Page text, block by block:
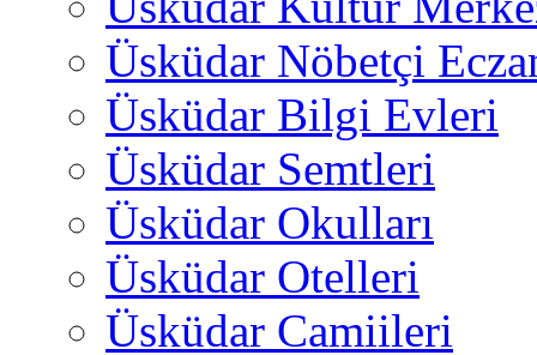
Üsküdar Nöbetçi
Üsküdar Bilgi Evleri
Üsküdar Semtleri
Üsküdar Okulları
Üsküdar Otelleri
Üsküdar Camiileri